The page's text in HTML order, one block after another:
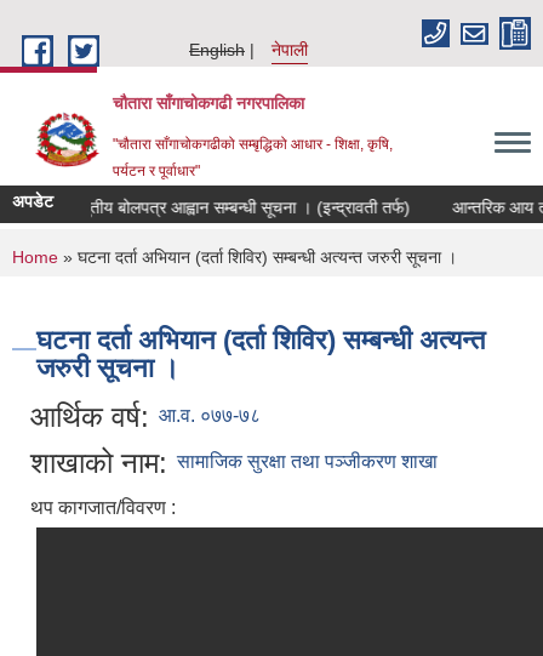
English
नेपाली
चौतारा साँगाचोकगढी नगरपालिका
"चौतारा साँगाचोकगढीको सम्बृद्धिको आधार - शिक्षा, कृषि,
पर्यटन र पूर्वाधार"
अपडेट
विद्युतीय बोलपत्र आह्वान सम्बन्धी सूचना । (इन्द्रावती तर्फ) आन्तरिक आय
You are here
Home » घटना दर्ता अभियान (दर्ता शिविर) सम्बन्धी अत्यन्त जरुरी सूचना ।
घटना दर्ता अभियान (दर्ता शिविर) सम्बन्धी अत्यन्त
जरुरी सूचना ।
आर्थिक वर्ष: आ.व. ०७७-७८
शाखाको नाम: सामाजिक सुरक्षा तथा पञ्जीकरण शाखा
थप कागजात/विवरण :